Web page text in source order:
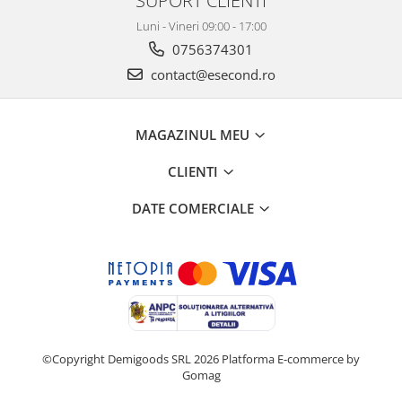
Home Cinema & Audio
Playere, Boxe & Casti
Televizoare & accesorii
Bacanie
Luni - Vineri 09:00 - 17:00
0756374301
contact@esecond.ro
MAGAZINUL MEU
CLIENTI
DATE COMERCIALE
©Copyright Demigoods SRL 2026 Platforma E-commerce by
Gomag